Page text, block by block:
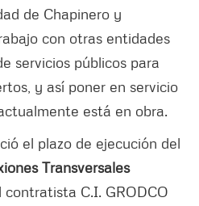
de Chapinero y
con otras entidades
servicios públicos para
y así poner en servicio
está en obra.
el plazo de ejecución del
Transversales
contratista C.I. GRODCO